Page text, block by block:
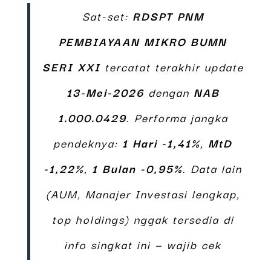
Sat-set: RDSPT PNM
PEMBIAYAAN MIKRO BUMN
SERI XXItercatat terakhir update
13-Mei-2026dengan NAB
1.000.0429. Performa jangka
pendeknya: 1 Hari -1,41%, MtD
-1,22%, 1 Bulan -0,95%. Data lain
(AUM, Manajer Investasi lengkap,
top holdings) nggak tersedia di
info singkat ini — wajib cek